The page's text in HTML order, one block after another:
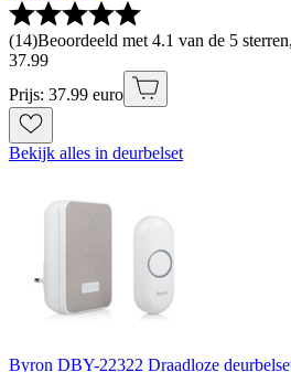
(14)Beoordeeld met 4.1 van de 5
37.99
Prijs: 37.99 euro
Bekijk alles in deurbelset
Byron DBY-22322 Draadloze